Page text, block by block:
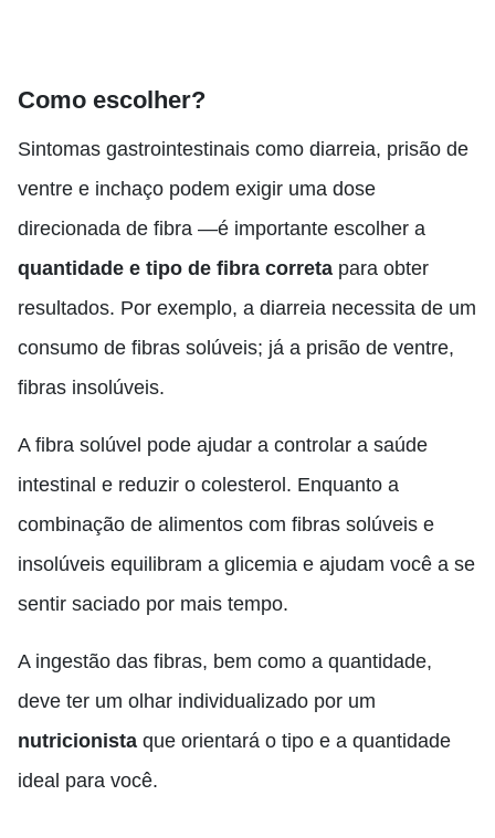
Como escolher?
Sintomas gastrointestinais como diarreia, prisão de
ventre e inchaço podem exigir uma dose
direcionada de fibra —é importante escolher a
quantidade e tipo de fibra correta para obter
resultados. Por exemplo, a diarreia necessita de um
consumo de fibras solúveis; já a prisão de ventre,
fibras insolúveis.
A fibra solúvel pode ajudar a controlar a saúde
intestinal e reduzir o colesterol. Enquanto a
combinação de alimentos com fibras solúveis e
insolúveis equilibram a glicemia e ajudam você a se
sentir saciado por mais tempo.
A ingestão das fibras, bem como a quantidade,
deve ter um olhar individualizado por um
nutricionista que orientará o tipo e a quantidade
ideal para você.